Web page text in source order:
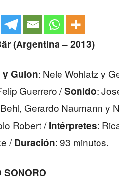
(Argentina – 2013)
Guion: Nele Wohlatz y
Guerrero /Sonido:
Gerardo Naumann y
Robert /Intérpretes:
/Duración: 93 minutos.
SONORO